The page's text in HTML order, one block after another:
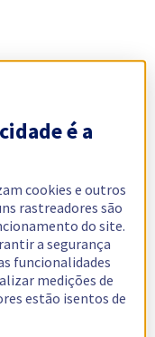
é a
cookies e outros
rastreadores são
do site.
a segurança
funcionalidades
medições de
estão isentos de